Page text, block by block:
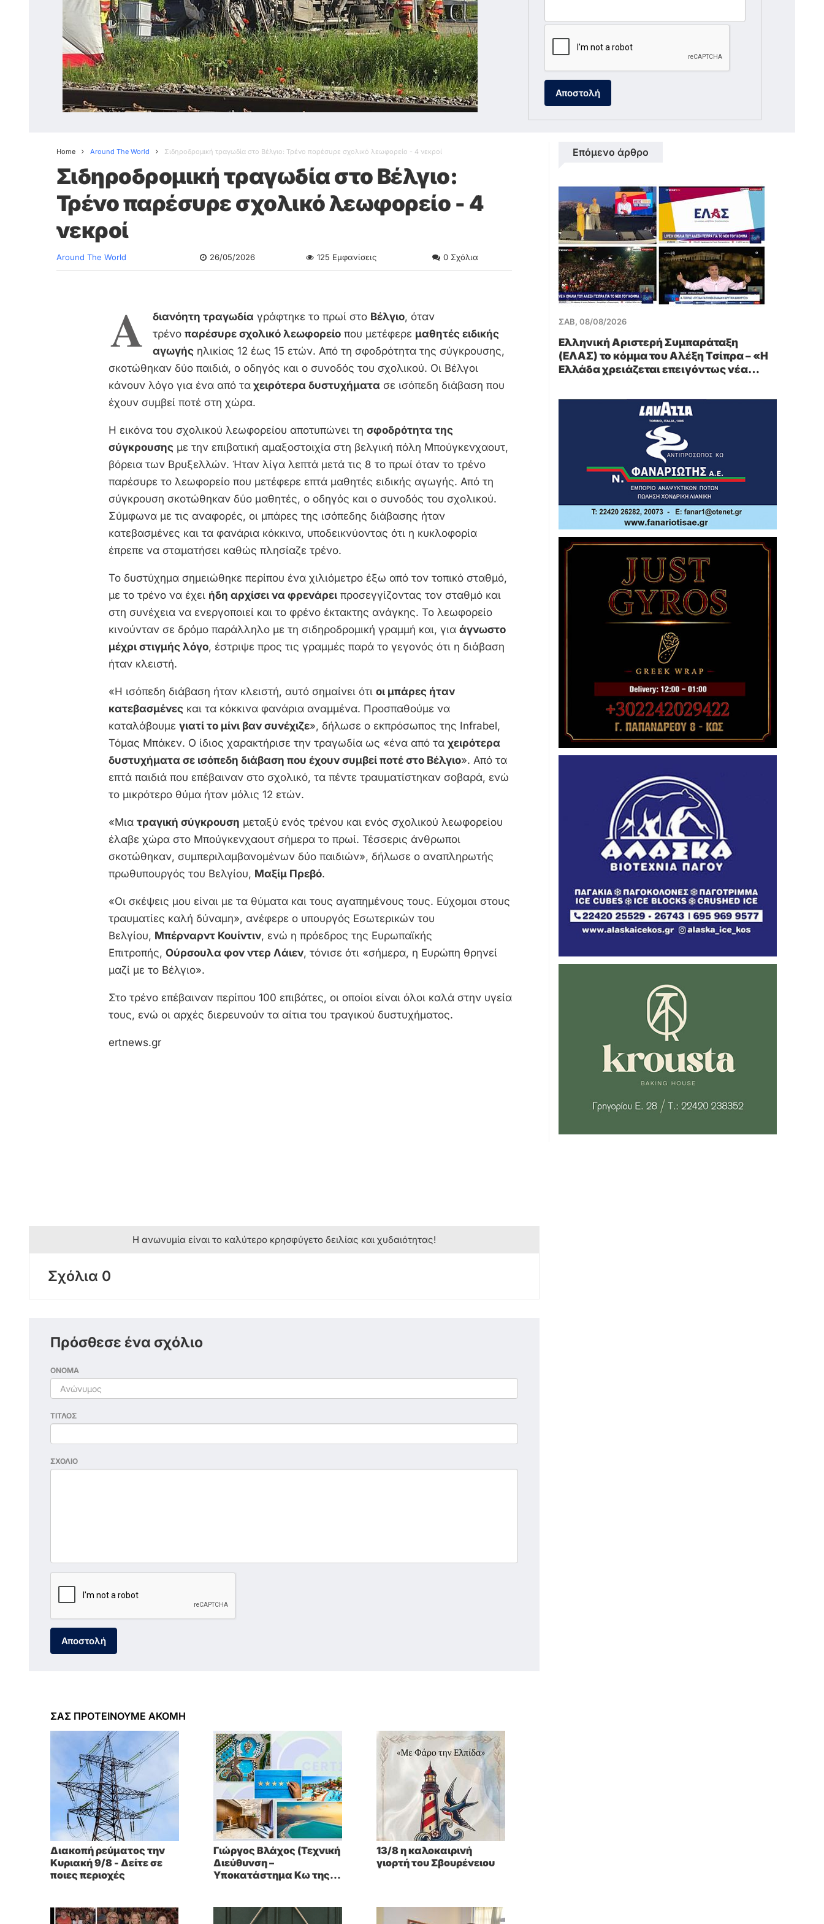
Αποστολή
Home Around The World Σιδηροδρομική τραγωδία στο Βέλγιο: Τρένο παρέσυρε σχολικό λεωφορείο - 4 νεκροί
Σιδηροδρομική τραγωδία στο Βέλγιο:
Τρένο παρέσυρε σχολικό λεωφορείο - 4
νεκροί
Around The World 26/05/2026 125 Εμφανίσεις 0Σχόλια
Α διανόητη τραγωδία γράφτηκε το πρωί στο Βέλγιο, όταν
τρένο παρέσυρε σχολικό λεωφορείο που μετέφερε μαθητές ειδικής
αγωγής ηλικίας 12 έως 15 ετών. Από τη σφοδρότητα της σύγκρουσης,
σκοτώθηκαν δύο παιδιά, ο οδηγός και ο συνοδός του σχολικού. Οι Βέλγοι
κάνουν λόγο για ένα από τα χειρότερα δυστυχήματα σε ισόπεδη διάβαση που
έχουν συμβεί ποτέ στη χώρα.
Η εικόνα του σχολικού λεωφορείου αποτυπώνει τη σφοδρότητα της
σύγκρουσης με την επιβατική αμαξοστοιχία στη βελγική πόλη Μπούγκενχαουτ,
βόρεια των Βρυξελλών. Ήταν λίγα λεπτά μετά τις 8 το πρωί όταν το τρένο
παρέσυρε το λεωφορείο που μετέφερε επτά μαθητές ειδικής αγωγής. Από τη
σύγκρουση σκοτώθηκαν δύο μαθητές, ο οδηγός και ο συνοδός του σχολικού.
Σύμφωνα με τις αναφορές, οι μπάρες της ισόπεδης διάβασης ήταν
κατεβασμένες και τα φανάρια κόκκινα, υποδεικνύοντας ότι η κυκλοφορία
έπρεπε να σταματήσει καθώς πλησίαζε τρένο.
Το δυστύχημα σημειώθηκε περίπου ένα χιλιόμετρο έξω από τον τοπικό σταθμό,
με το τρένο να έχει ήδη αρχίσει να φρενάρει προσεγγίζοντας τον σταθμό και
στη συνέχεια να ενεργοποιεί και το φρένο έκτακτης ανάγκης. Το λεωφορείο
κινούνταν σε δρόμο παράλληλο με τη σιδηροδρομική γραμμή και, για άγνωστο
μέχρι στιγμής λόγο, έστριψε προς τις γραμμές παρά το γεγονός ότι η διάβαση
ήταν κλειστή.
«Η ισόπεδη διάβαση ήταν κλειστή, αυτό σημαίνει ότι οι μπάρες ήταν
κατεβασμένες και τα κόκκινα φανάρια αναμμένα. Προσπαθούμε να
καταλάβουμε γιατί το μίνι βαν συνέχιζε», δήλωσε ο εκπρόσωπος της Infrabel,
Τόμας Μπάκεν. Ο ίδιος χαρακτήρισε την τραγωδία ως «ένα από τα χειρότερα
δυστυχήματα σε ισόπεδη διάβαση που έχουν συμβεί ποτέ στο Βέλγιο». Από τα
επτά παιδιά που επέβαιναν στο σχολικό, τα πέντε τραυματίστηκαν σοβαρά, ενώ
το μικρότερο θύμα ήταν μόλις 12 ετών.
«Μια τραγική σύγκρουση μεταξύ ενός τρένου και ενός σχολικού λεωφορείου
έλαβε χώρα στο Μπούγκενχαουτ σήμερα το πρωί. Τέσσερις άνθρωποι
σκοτώθηκαν, συμπεριλαμβανομένων δύο παιδιών», δήλωσε ο αναπληρωτής
πρωθυπουργός του Βελγίου, Μαξίμ Πρεβό.
«Οι σκέψεις μου είναι με τα θύματα και τους αγαπημένους τους. Εύχομαι στους
τραυματίες καλή δύναμη», ανέφερε ο υπουργός Εσωτερικών του
Βελγίου, Μπέρναρντ Κουίντιν, ενώ η πρόεδρος της Ευρωπαϊκής
Επιτροπής, Ούρσουλα φον ντερ Λάιεν, τόνισε ότι «σήμερα, η Ευρώπη θρηνεί
μαζί με το Βέλγιο».
Στο τρένο επέβαιναν περίπου 100 επιβάτες, οι οποίοι είναι όλοι καλά στην υγεία
τους, ενώ οι αρχές διερευνούν τα αίτια του τραγικού δυστυχήματος.
ertnews.gr
Η ανωνυμία είναι το καλύτερο κρησφύγετο δειλίας και χυδαιότητας!
Σχόλια 0
Πρόσθεσε ένα σχόλιο
ΟΝΟΜΑ
ΤΙΤΛΟΣ
ΣΧΟΛΙΟ
Αποστολή
ΣΑΣ ΠΡΟΤΕΙΝΟΥΜΕ ΑΚΟΜΗ
Διακοπή ρεύματος την
Κυριακή 9/8 - Δείτε σε
ποιες περιοχές
Γιώργος Βλάχος (Τεχνική
Διεύθυνση –
Υποκατάστημα Κω της
αναβολή – η σεζόν δεν
13/8 η καλοκαιρινή
γιορτή του Σβουρένειου
Επόμενο άρθρο
ΣΑΒ, 08/08/2026
Ελληνική Αριστερή Συμπαράταξη
(ΕΛΑΣ) το κόμμα του Αλέξη Τσίπρα – «Η
Ελλάδα χρειάζεται επειγόντως νέα